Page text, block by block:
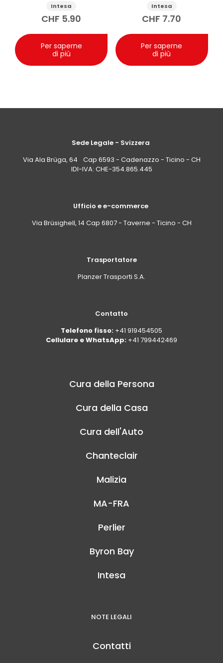
aiutare a limitare la desquamazione grazie alla sua
azione idratante e nutriente, supportata da
E e burri di mango, cacao e karité. Non è un
trattamento medico, ma un supporto cosmetico per
mantenere la pelle morbida e confortevole.
Intesa
CHF 5.90
Per saperne
di più
Intesa
CHF 7.70
Per saperne
di più
Sede Legale - Svizzera
Via Ala Brüga, 64 Cap 6593 - Cadenazzo - Ticino - CH
IDI-IVA: CHE-354.865.445
Ufficio e e-commerce
Via Brüsighell, 14 Cap 6807 - Taverne - Ticino - CH
Trasportatore
Planzer Trasporti S.A.
Contatto
Telefono fisso: +41 919454505
Cellulare e WhatsApp: +41 799442469
Cura della Persona
Cura della Casa
Cura dell'Auto
Chanteclair
Malizia
MA-FRA
Perlier
Byron Bay
Intesa
NOTE LEGALI
Contatti